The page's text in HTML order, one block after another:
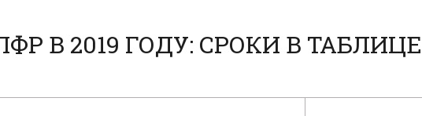
В 2019 ГОДУ: СРОКИ В ТАБЛИЦЕ